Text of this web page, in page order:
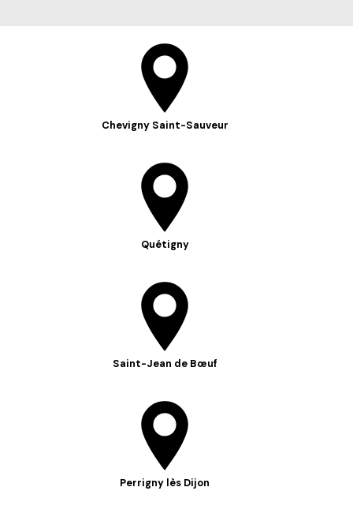
Chevigny Saint-Sauveur
Quétigny
Saint-Jean de Bœuf
Perrigny lès Dijon